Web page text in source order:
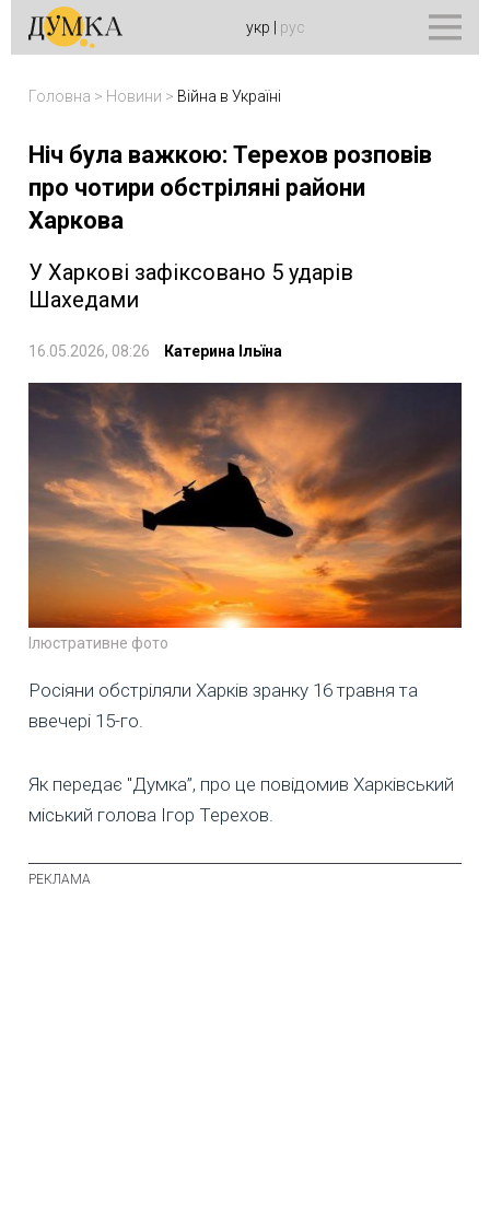
укр рус
Головна > Новини > Війна в Україні
Ніч була важкою: Терехов розповів
про чотири обстріляні райони
Харкова
У Харкові зафіксовано 5 ударів
Шахедами
16.05.2026, 08:26 Катерина Ільїна
Ілюстративне фото
Росіяни обстріляли Харків зранку 16 травня та
ввечері 15-го.
Як передає "Думка”, про це повідомив Харківський
міський голова Ігор Терехов.